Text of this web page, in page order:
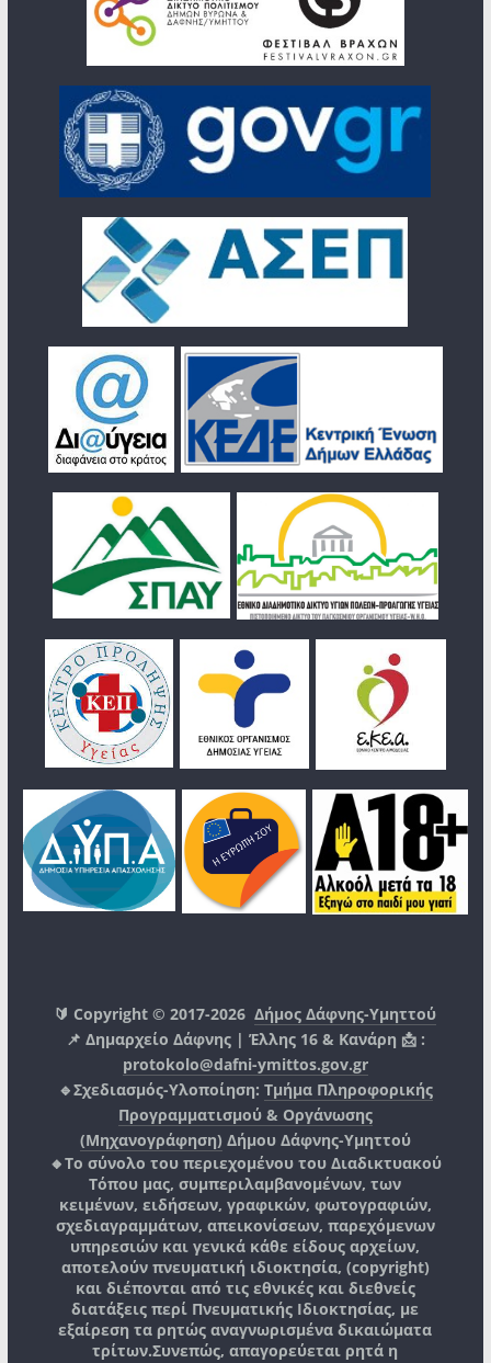
🔰 Copyright © 2017-2026Δήμος Δάφνης-Υμηττού
📌 Δημαρχείο Δάφνης | Έλλης 16 & Κανάρη 📩 :
protokolo@dafni-ymittos.gov.gr
🔹Σχεδιασμός-Υλοποίηση: Τμήμα Πληροφορικής
Προγραμματισμού & Οργάνωσης
(Μηχανογράφηση) Δήμου Δάφνης-Υμηττού
🔸Το σύνολο του περιεχομένου του Διαδικτυακού
Τόπου μας, συμπεριλαμβανομένων, των
κειμένων, ειδήσεων, γραφικών, φωτογραφιών,
σχεδιαγραμμάτων, απεικονίσεων, παρεχόμενων
υπηρεσιών και γενικά κάθε είδους αρχείων,
αποτελούν πνευματική ιδιοκτησία, (copyright)
και διέπονται από τις εθνικές και διεθνείς
διατάξεις περί Πνευματικής Ιδιοκτησίας, με
εξαίρεση τα ρητώς αναγνωρισμένα δικαιώματα
τρίτων.Συνεπώς, απαγορεύεται ρητά η